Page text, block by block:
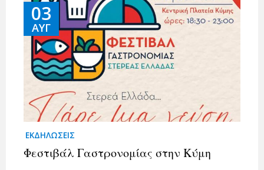
03
ΑΥΓ
ΕΚΔΗΛΩΣΕΙΣ
Φεστιβάλ Γαστρονομίας στην Κύμη